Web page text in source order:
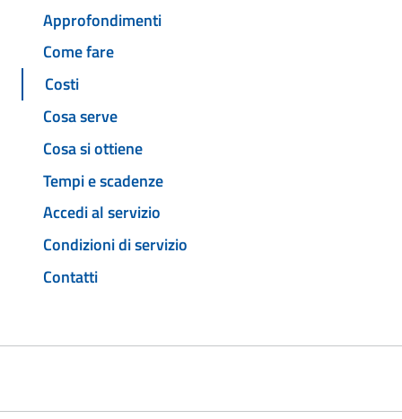
Approfondimenti
Come fare
Costi
Cosa serve
Cosa si ottiene
Tempi e scadenze
Accedi al servizio
Condizioni di servizio
Contatti